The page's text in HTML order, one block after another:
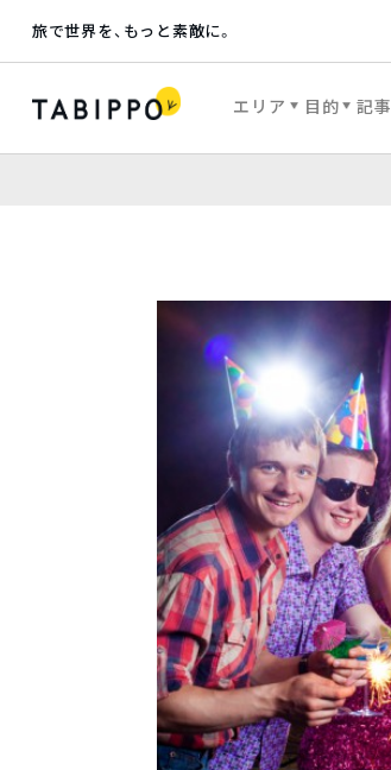
旅で世界を、もっと素敵に。
エリア 目的 記